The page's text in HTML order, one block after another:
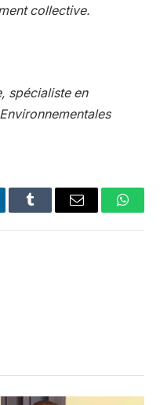
collective.
spécialiste en
Tumblr Email